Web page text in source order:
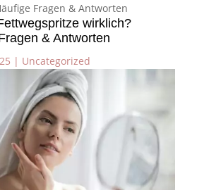
Fragen & Antworten
wirklich?
& Antworten
| Uncategorized